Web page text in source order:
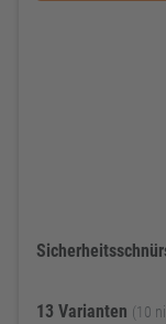
13 Varianten (10